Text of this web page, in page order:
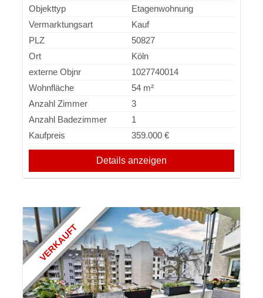
Objekttyp
Etagenwohnung
Vermarktungsart
Kauf
PLZ
50827
Ort
Köln
externe Objnr
1027740014
Wohnfläche
54 m²
Anzahl Zimmer
3
Anzahl Badezimmer
1
Kaufpreis
359.000 €
Details anzeigen
VERKAUFT